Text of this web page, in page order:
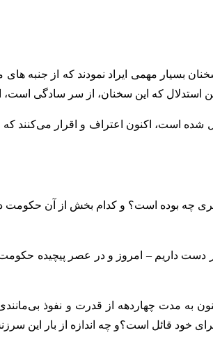
بسیار مهمی ایراد نمودند که از جنبه
استدلال که این سخنان، از سر سادگی
شده است، اکنون اعتراف و اقرار می‌کنند
بوده است؟ و کدام بخش از آن حکومت در
داریم – امروز و در عصر پیچیده
مدت چهاردهه از قدرت و نفوذ
قائل است؟و چه اندازه از بار این